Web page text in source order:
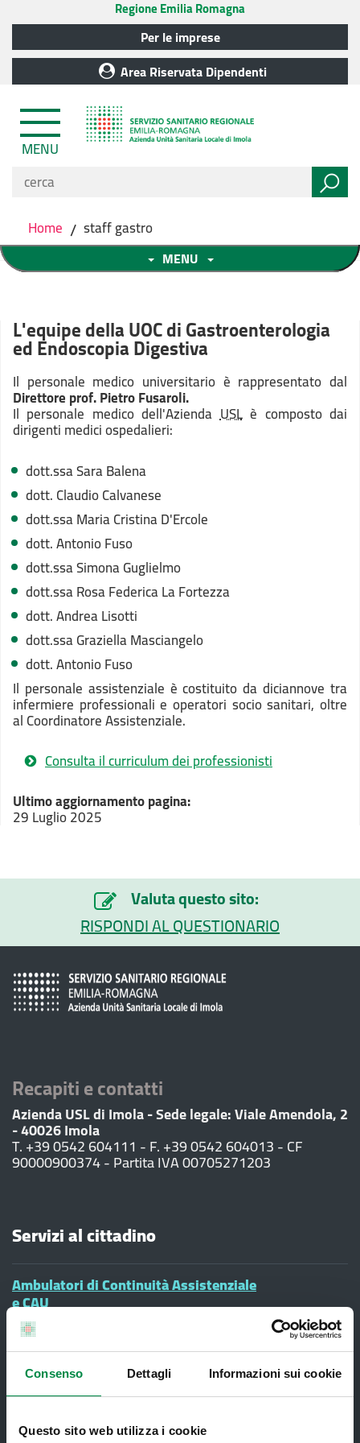
Consenso Dettagli Informazioni sui cookie
Questo sito web utilizza i cookie
Regione Emilia Romagna
Per le imprese
Area Riservata Dipendenti
MENU
Home / staff gastro
MENU
L'equipe della UOC di Gastroenterologia
ed Endoscopia Digestiva
Il personale medico universitario è rappresentato dal
Direttore prof. Pietro Fusaroli.
Il personale medico dell'AziendaUSLè composto dai
dirigenti medici ospedalieri:
dott.ssa Sara Balena
dott. Claudio Calvanese
dott.ssa Maria Cristina D'Ercole
dott. Antonio Fuso
dott.ssa Simona Guglielmo
dott.ssa Rosa Federica La Fortezza
dott. Andrea Lisotti
dott.ssa Graziella Masciangelo
dott. Antonio Fuso
Il personale assistenziale è costituito da diciannove tra
infermiere professionali e operatori socio sanitari, oltre
al Coordinatore Assistenziale.
Consulta il curriculum dei professionisti
Ultimo aggiornamento pagina:
29 Luglio 2025
Valuta questo sito:
RISPONDI AL QUESTIONARIO
Recapiti e contatti
Azienda USL di Imola - Sede legale: Viale Amendola, 2
- 40026 Imola
T. +39 0542 604111 - F. +39 0542 604013 - CF
90000900374 - Partita IVA 00705271203
Servizi al cittadino
Ambulatori di Continuità Assistenziale
e CAU
Assistenza sanitaria all'estero -
Assistenza sanitaria transfrontaliera
Consultorio Familiare